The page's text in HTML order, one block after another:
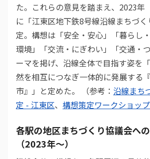
た。これらの意見を踏まえ、2023年
に「江東区地下鉄8号線沿線まちづ
定。構想は「安全・安心」「暮らし
環境」「交流・にぎわい」「交通・
ーマを掲げ、沿線全体で目指す姿を
然を相互につなぎ一体的に発展する
市』」と定めた。 （参考： 沿線まち
定 - 江東区、 構想策定ワークショッ
各駅の地区まちづくり協議会へ
（2023年〜）